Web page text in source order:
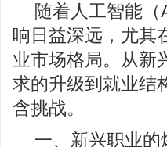
随着人工智能
响日益深远，尤其
业市场格局。从新
求的升级到就业结
含挑战。
一、新兴职业的